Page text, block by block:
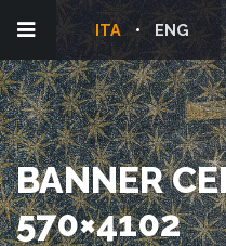
ENG
ITA
BANNER
570×4102